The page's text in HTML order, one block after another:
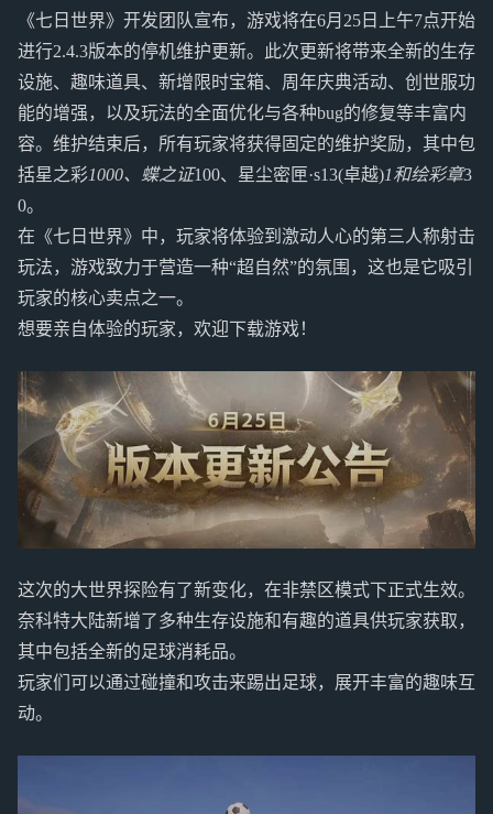
《七日世界》开发团队宣布，游戏将在6月25日上午7点开始
进行2.4.3版本的停机维护更新。此次更新将带来全新的生存
设施、趣味道具、新增限时宝箱、周年庆典活动、创世服功
能的增强，以及玩法的全面优化与各种bug的修复等丰富内
容。维护结束后，所有玩家将获得固定的维护奖励，其中包
括星之彩1000、蝶之证100、星尘密匣·s13(卓越)1和绘彩章3
0。
在《七日世界》中，玩家将体验到激动人心的第三人称射击
玩法，游戏致力于营造一种“超自然”的氛围，这也是它吸引
玩家的核心卖点之一。
想要亲自体验的玩家，欢迎下载游戏！
这次的大世界探险有了新变化，在非禁区模式下正式生效。
奈科特大陆新增了多种生存设施和有趣的道具供玩家获取，
其中包括全新的足球消耗品。
玩家们可以通过碰撞和攻击来踢出足球，展开丰富的趣味互
动。